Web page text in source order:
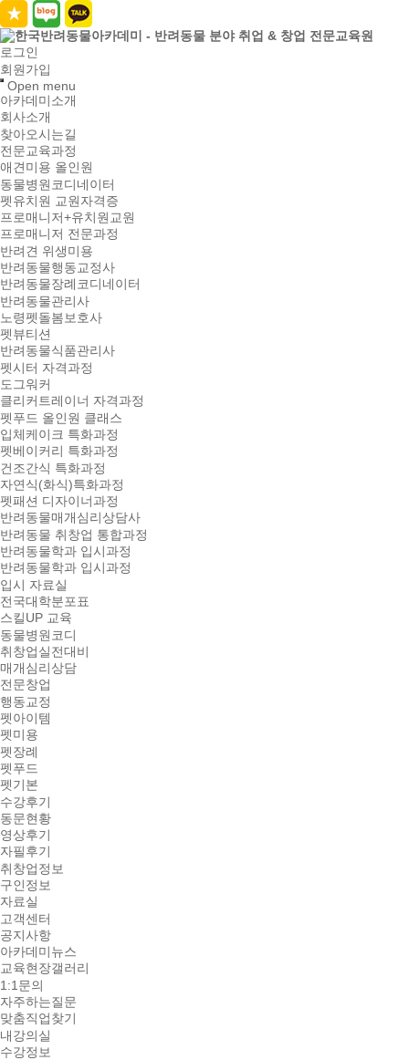
로그인
회원가입
Open menu
아카데미소개
회사소개
찾아오시는길
전문교육과정
애견미용 올인원
동물병원코디네이터
펫유치원 교원자격증
프로매니저+유치원교원
프로매니저 전문과정
반려견 위생미용
반려동물행동교정사
반려동물장례코디네이터
반려동물관리사
노령펫돌봄보호사
펫뷰티션
반려동물식품관리사
펫시터 자격과정
도그워커
클리커트레이너 자격과정
펫푸드 올인원 클래스
입체케이크 특화과정
펫베이커리 특화과정
건조간식 특화과정
자연식(화식)특화과정
펫패션 디자이너과정
반려동물매개심리상담사
반려동물 취창업 통합과정
반려동물학과 입시과정
반려동물학과 입시과정
입시 자료실
전국대학분포표
스킬UP 교육
동물병원코디
취창업실전대비
매개심리상담
전문창업
행동교정
펫아이템
펫미용
펫장례
펫푸드
펫기본
수강후기
동문현황
영상후기
자필후기
취창업정보
구인정보
자료실
고객센터
공지사항
아카데미뉴스
교육현장갤러리
1:1문의
자주하는질문
맞춤직업찾기
내강의실
수강정보